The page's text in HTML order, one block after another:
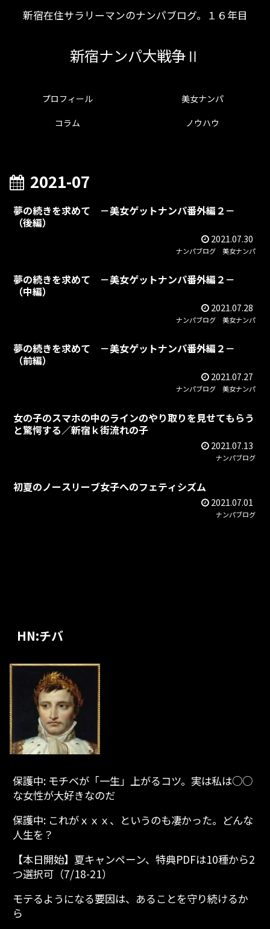
新宿在住サラリーマンのナンパブログ。１６年目
新宿ナンパ大戦争Ⅱ
プロフィール
美女ナンパ
コラム
ノウハウ
2021-07
夢の続きを求めて －美女ゲットナンパ番外編２－
（後編）
2021.07.30
ナンパブログ 美女ナンパ
夢の続きを求めて －美女ゲットナンパ番外編２－
（中編）
2021.07.28
ナンパブログ 美女ナンパ
夢の続きを求めて －美女ゲットナンパ番外編２－
（前編）
2021.07.27
ナンパブログ 美女ナンパ
女の子のスマホの中のラインのやり取りを見せてもらう
と驚愕する／新宿ｋ街流れの子
2021.07.13
ナンパブログ
初夏のノースリーブ女子へのフェティシズム
2021.07.01
ナンパブログ
HN:チバ
保護中: モチベが「一生」上がるコツ。実は私は○○
な女性が大好きなのだ
保護中: これがｘｘｘ、というのも凄かった。どんな
人生を？
【本日開始】夏キャンペーン、特典PDFは10種から2
つ選択可（7/18-21）
モテるようになる要因は、あることを守り続けるか
ら